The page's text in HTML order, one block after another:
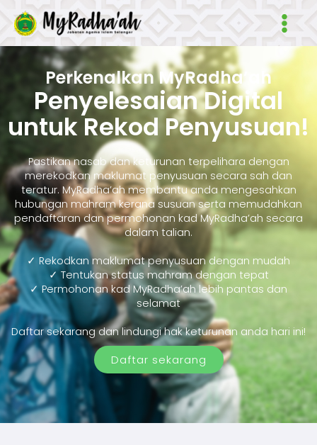
Main
Perkenalkan MyRadha’ah
Penyelesaian Digital
untuk Rekod Penyusuan!
Pastikan nasab dan keturunan terpelihara dengan
merekodkan maklumat penyusuan secara sah dan
teratur. MyRadha’ah membantu anda mengesahkan
hubungan mahram kerana susuan serta memudahkan
pendaftaran dan permohonan kad MyRadha’ah secara
dalam talian.
✓ Rekodkan maklumat penyusuan dengan mudah
✓ Tentukan status mahram dengan tepat
✓ Permohonan kad MyRadha’ah lebih pantas dan
selamat
Daftar sekarang dan lindungi hak keturunan anda hari ini!
Daftar sekarang